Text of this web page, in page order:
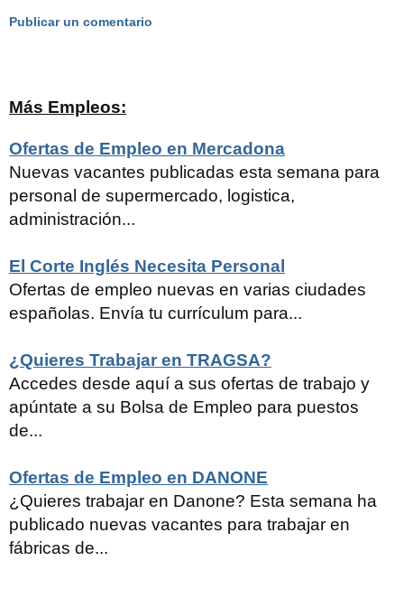
Publicar un comentario
Más Empleos:
Ofertas de Empleo en Mercadona
Nuevas vacantes publicadas esta semana para
personal de supermercado, logistica,
administración...
El Corte Inglés Necesita Personal
Ofertas de empleo nuevas en varias ciudades
españolas. Envía tu currículum para...
¿Quieres Trabajar en TRAGSA?
Accedes desde aquí a sus ofertas de trabajo y
apúntate a su Bolsa de Empleo para puestos
de...
Ofertas de Empleo en DANONE
¿Quieres trabajar en Danone? Esta semana ha
publicado nuevas vacantes para trabajar en
fábricas de...